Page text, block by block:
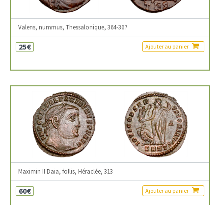
Valens, nummus, Thessalonique, 364-367
25€ Ajouter au panier
Maximin II Daia, follis, Héraclée, 313
60€ Ajouter au panier